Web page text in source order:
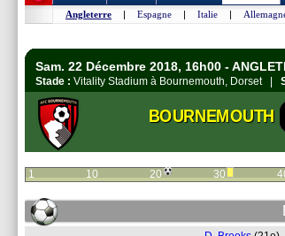
Angleterre | Espagne | Italie |
Sam. 22 Décembre 2018, 16h00 -
Stade : Vitality Stadium à Bournemouth, Dorset |
BOURNEMOUTH
1 10 20 30